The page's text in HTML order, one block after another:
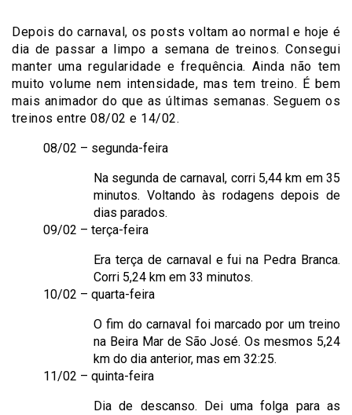
Depois do carnaval, os posts voltam ao normal e hoje é
dia de passar a limpo a semana de treinos. Consegui
manter uma regularidade e frequência. Ainda não tem
muito volume nem intensidade, mas tem treino. É bem
mais animador do que as últimas semanas. Seguem os
treinos entre 08/02 e 14/02.
08/02 – segunda-feira
Na segunda de carnaval, corri 5,44 km em 35
minutos. Voltando às rodagens depois de
dias parados.
09/02 – terça-feira
Era terça de carnaval e fui na Pedra Branca.
Corri 5,24 km em 33 minutos.
10/02 – quarta-feira
O fim do carnaval foi marcado por um treino
na Beira Mar de São José. Os mesmos 5,24
km do dia anterior, mas em 32:25.
11/02 – quinta-feira
Dia de descanso. Dei uma folga para as